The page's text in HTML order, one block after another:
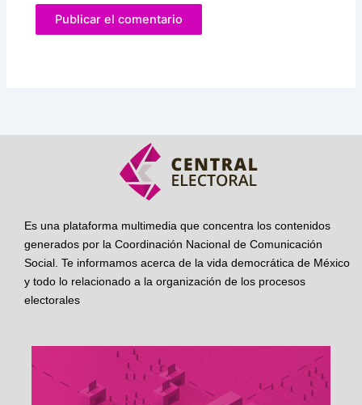
Es una plataforma multimedia que concentra los contenidos
generados por la Coordinación Nacional de Comunicación
Social. Te informamos acerca de la vida democrática de México
y todo lo relacionado a la organización de los procesos
electorales